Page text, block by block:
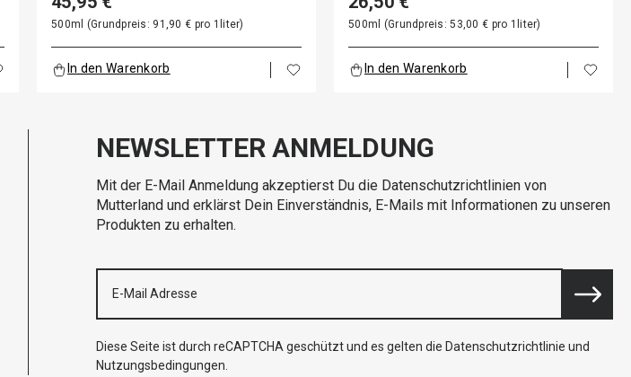
500ml (Grundpreis: 91,90 € pro 1liter)
In den Warenkorb
500ml (Grundpreis: 53,00 € pro 1liter)
In den Warenkorb
NEWSLETTER ANMELDUNG
Mit der E-Mail Anmeldung akzeptierst Du die Datenschutzrichtlinien von
Mutterland und erklärst Dein Einverständnis, E-Mails mit Informationen zu unseren
Produkten zu erhalten.
Diese Seite ist durch reCAPTCHA geschützt und es gelten die Datenschutzrichtlinie und
Nutzungsbedingungen